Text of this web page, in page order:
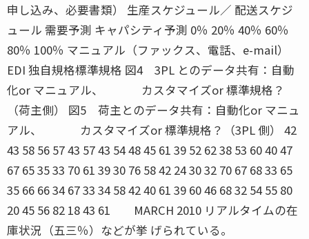
申し込み、必要書類） 生産スケジュール／ 配送スケジ
ュール 需要予測 キャパシティ予測 0％ 20％ 40％ 60％
80％ 100％ マニュアル（ファックス、電話、e-mail）
EDI 独自規格標準規格 図4 3PL とのデータ共有：自動
化or マニュアル、 カスタマイズor 標準規格？
（荷主側） 図5 荷主とのデータ共有：自動化or マニュ
アル、 カスタマイズor 標準規格？（3PL 側） 42
43 58 56 57 43 57 43 54 48 45 61 39 52 62 38 53 60 40 47
67 65 35 33 70 61 39 30 76 58 42 24 30 32 70 67 68 33 65
35 66 66 34 67 33 34 58 42 40 61 39 60 46 68 32 54 55 80
20 45 56 82 18 43 61 MARCH 2010 リアルタイムの在
庫状況（五三％）などが挙 げられている。